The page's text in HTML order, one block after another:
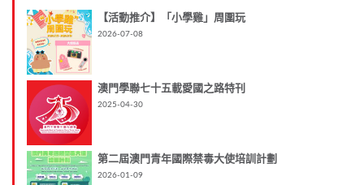
【活動推介】「小學雞」周圍玩
2026-07-08
澳門學聯七十五載愛國之路特刊
2025-04-30
第二屆澳門青年國際禁毒大使培訓計劃
2026-01-09